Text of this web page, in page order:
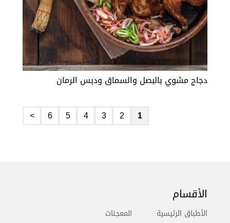
دجاج مشوي بالبصل والسماق ودبس الرمان
1
2
3
4
5
6
>
الأقسام
الأطباق الرئيسية
المعجنات